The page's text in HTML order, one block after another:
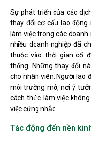
Sự phát triển của các
thay đổi cơ cấu lao
làm việc trong các doanh
nhiều doanh nghiệp đã
thuộc vào thời gian cố
thống. Những thay đổi
cho nhân viên. Người lao
môi trường mở, nơi ý
cách thức làm việc
việc cứng nhắc.
Tác động đến nền